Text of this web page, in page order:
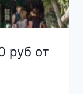
руб от